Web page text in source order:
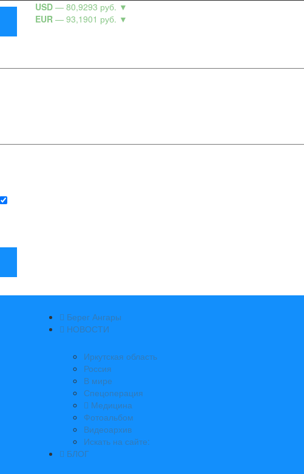
USD — 80,9293 руб. ▼
EUR — 93,1901 руб. ▼
Берег Ангары
НОВОСТИ
Иркутская область
Россия
В мире
Спецоперация
Медицина
Фотоальбом
Видеоархив
Искать на сайте:
БЛОГ